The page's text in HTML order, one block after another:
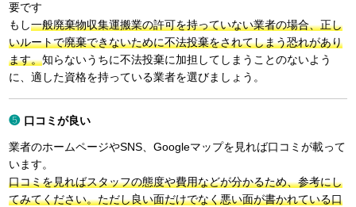
要です
もし一般廃棄物収集運搬業の許可を持っていない業者の場合、正し
いルートで廃棄できないために不法投棄をされてしまう恐れがあり
ます。知らないうちに不法投棄に加担してしまうことのないよう
に、適した資格を持っている業者を選びましょう。
口コミが良い
業者のホームページやSNS、Googleマップを見れば口コミが載って
います。
口コミを見ればスタッフの態度や費用などが分かるため、参考にし
てみてください。ただし良い面だけでなく悪い面が書かれている口